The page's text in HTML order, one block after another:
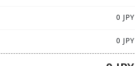
0 JPY
0 JPY